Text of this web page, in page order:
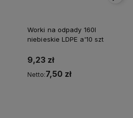
Worki na odpady 160l
niebieskie LDPE a'10 szt
9,23 zł
Netto:7,50 zł